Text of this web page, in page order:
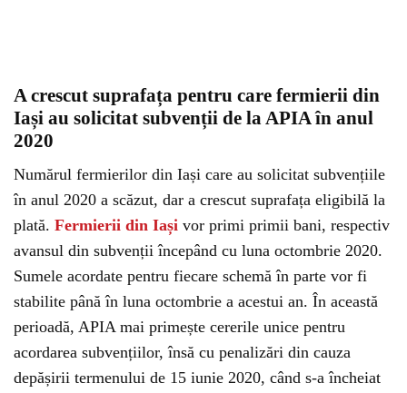
A crescut suprafața pentru care fermierii din
Iași au solicitat subvenții de la APIA în anul
2020
Numărul fermierilor din Iași care au solicitat subvențiile
în anul 2020 a scăzut, dar a crescut suprafața eligibilă la
plată. Fermierii din Iași vor primi primii bani, respectiv
avansul din subvenții începând cu luna octombrie 2020.
Sumele acordate pentru fiecare schemă în parte vor fi
stabilite până în luna octombrie a acestui an. În această
perioadă, APIA mai primește cererile unice pentru
acordarea subvențiilor, însă cu penalizări din cauza
depășirii termenului de 15 iunie 2020, când s-a încheiat